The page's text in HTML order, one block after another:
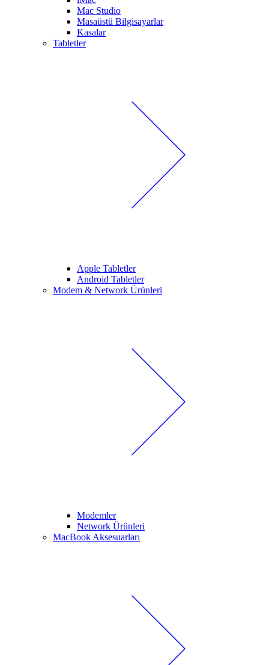
Mac Studio
Masaüstü Bilgisayarlar
Kasalar
Tabletler
Apple Tabletler
Android Tabletler
Modem & Network Ürünleri
Modemler
Network Ürünleri
MacBook Aksesuarları